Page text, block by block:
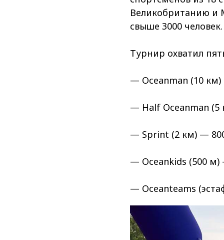
Великобританию и
свыше 3000 человек.
Турнир охватил
— Oceanman (10
— Half Oceanman
— Sprint (2 км) —
— Oceankids (500 м)
— Oceanteams